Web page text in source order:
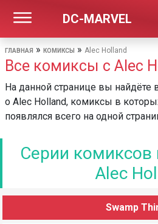
DC-MARVEL
ГЛАВНАЯ » КОМИКСЫ » Alec Holland
Все комиксы с Alec
На данной странице вы найдёте
о Alec Holland, комиксы в
появлялся всего на одной
Серии комиксов
Alec
Swamp